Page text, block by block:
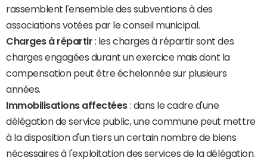
rassemblent l'ensemble des subventions à des
associations votées par le conseil municipal.
Charges à répartir : les charges à répartir sont des
charges engagées durant un exercice mais dont la
compensation peut être échelonnée sur plusieurs
années.
Immobilisations affectées : dans le cadre d'une
délégation de service public, une commune peut mettre
à la disposition d'un tiers un certain nombre de biens
nécessaires à l'exploitation des services de la délégation.